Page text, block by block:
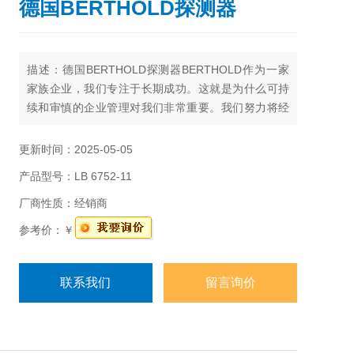
德国BERTHOLD探测器
描述：德国BERTHOLD探测器BERTHOLD作为一家
家族企业，我们专注于长期成功。这就是为什么可持
续和审慎的企业管理对我们非常重要。我们努力将经
更新时间：2025-05-05
产品型号：LB 6752-11
厂商性质：经销商
参考价：￥
联系我们 留言询价